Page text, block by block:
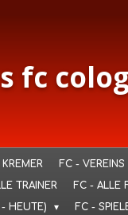
fc
FC - VEREINS
TRAINER FC - ALLE
- HEUTE)
FC -